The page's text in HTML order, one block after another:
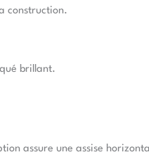
construction.
brillant.
assure une assise